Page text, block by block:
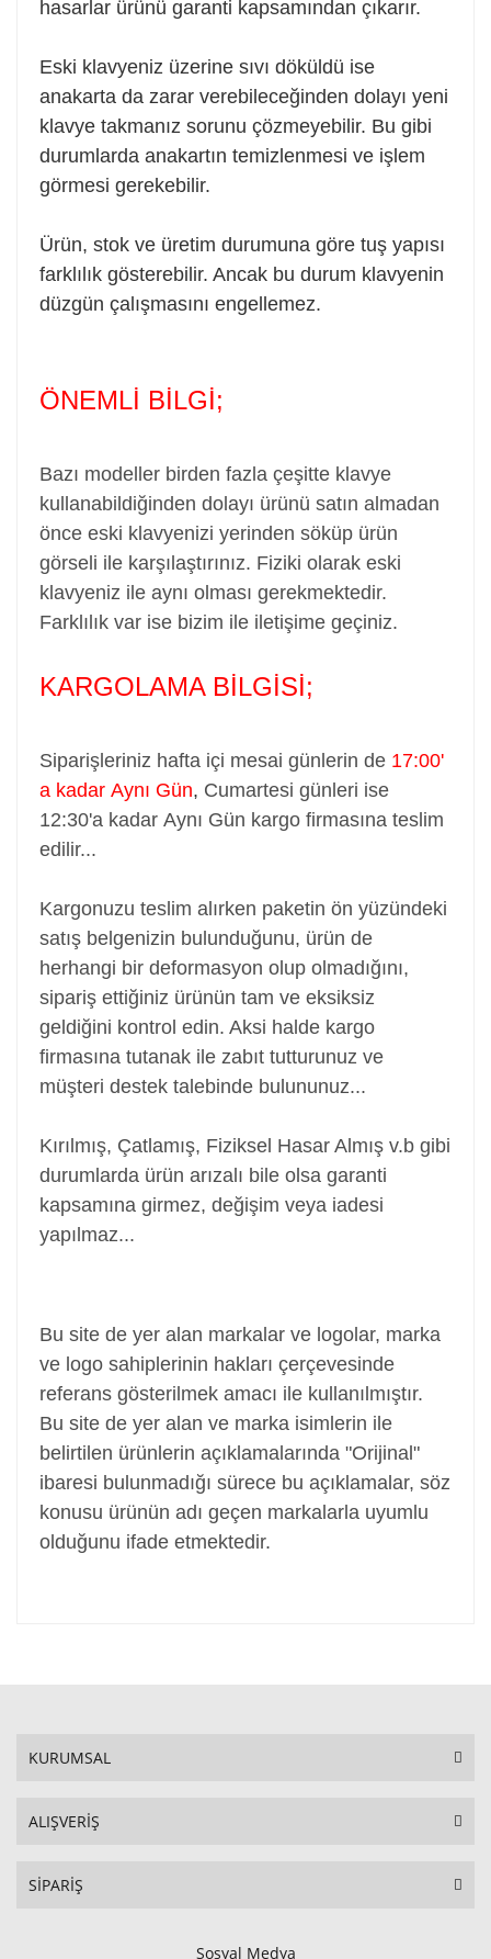
hasarlar ürünü garanti kapsamından çıkarır.
Eski klavyeniz üzerine sıvı döküldü ise
anakarta da zarar verebileceğinden dolayı yeni
klavye takmanız sorunu çözmeyebilir. Bu gibi
durumlarda anakartın temizlenmesi ve işlem
görmesi gerekebilir.
Ürün, stok ve üretim durumuna göre tuş yapısı
farklılık gösterebilir. Ancak bu durum klavyenin
düzgün çalışmasını engellemez.
ÖNEMLİ BİLGİ;
Bazı modeller birden fazla çeşitte klavye
kullanabildiğinden dolayı ürünü satın almadan
önce eski klavyenizi yerinden söküp ürün
görseli ile karşılaştırınız. Fiziki olarak eski
klavyeniz ile aynı olması gerekmektedir.
Farklılık var ise bizim ile iletişime geçiniz.
KARGOLAMA BİLGİSİ;
Siparişleriniz hafta içi mesai günlerin de 17:00'
a kadar Aynı Gün, Cumartesi günleri ise
12:30'a kadar Aynı Gün kargo firmasına teslim
edilir...
Kargonuzu teslim alırken paketin ön yüzündeki
satış belgenizin bulunduğunu, ürün de
herhangi bir deformasyon olup olmadığını,
sipariş ettiğiniz ürünün tam ve eksiksiz
geldiğini kontrol edin. Aksi halde kargo
firmasına tutanak ile zabıt tutturunuz ve
müşteri destek talebinde bulununuz...
Kırılmış, Çatlamış, Fiziksel Hasar Almış v.b gibi
durumlarda ürün arızalı bile olsa garanti
kapsamına girmez, değişim veya iadesi
yapılmaz...
Bu site de yer alan markalar ve logolar, marka
ve logo sahiplerinin hakları çerçevesinde
referans gösterilmek amacı ile kullanılmıştır.
Bu site de yer alan ve marka isimlerin ile
belirtilen ürünlerin açıklamalarında "Orijinal"
ibaresi bulunmadığı sürece bu açıklamalar, söz
konusu ürünün adı geçen markalarla uyumlu
olduğunu ifade etmektedir.
KURUMSAL
ALIŞVERİŞ
SİPARİŞ
Sosyal Medya